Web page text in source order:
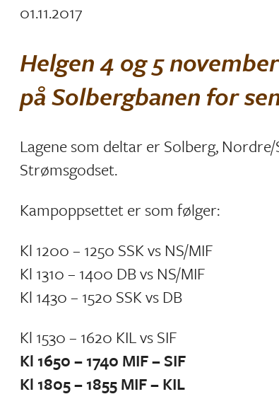
01.11.2017
Helgen 4 og 5
på Solbergbanen for
Lagene som deltar er Solberg,
Strømsgodset.
Kampoppsettet er som følger:
Kl 1200 – 1250 SSK vs NS/MIF
Kl 1310 – 1400 DB vs NS/MIF
Kl 1430 – 1520 SSK vs DB
Kl 1530 – 1620 KIL vs SIF
Kl 1650 – 1740 MIF – SIF
Kl 1805 – 1855 MIF – KIL